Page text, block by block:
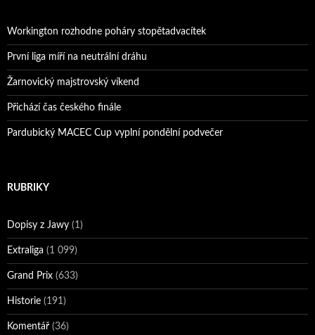
Workington rozhodne poháry stopětadvacítek
První liga míří na neutrální dráhu
Žarnovický majstrovský víkend
Přichází čas českého finále
Pardubický MACEC Cup vyplní pondělní podvečer
RUBRIKY
Dopisy z Jawy (1)
Extraliga (1 099)
Grand Prix (633)
Historie (191)
Komentář (36)